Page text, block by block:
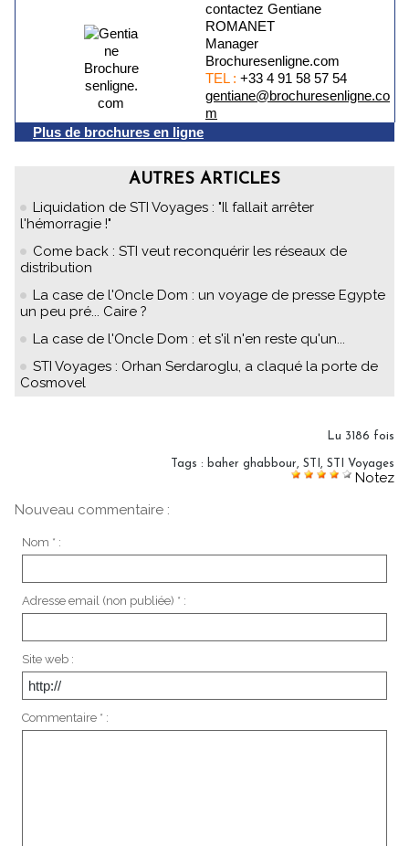
contactez Gentiane
ROMANET
Manager
Brochuresenligne.com
TEL : +33 4 91 58 57 54
gentiane@brochuresenligne.co
m
Plus de brochures en ligne
AUTRES ARTICLES
Liquidation de STI Voyages : "Il fallait arrêter
l'hémorragie !"
Come back : STI veut reconquérir les réseaux de
distribution
La case de l'Oncle Dom : un voyage de presse Egypte
un peu pré... Caire ?
La case de l'Oncle Dom : et s'il n'en reste qu'un...
STI Voyages : Orhan Serdaroglu, a claqué la porte de
Cosmovel
Lu 3186 fois
Tags : baher ghabbour, STI , STI Voyages
Notez
Nouveau commentaire :
Nom * :
Adresse email (non publiée) * :
Site web :
Commentaire * :